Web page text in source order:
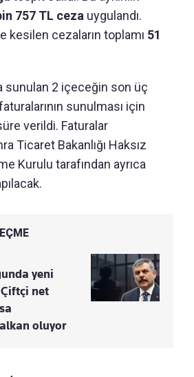
757 TL ceza uygulandı.
kesilen cezaların toplamı 51
sunulan 2 içeceğin son üç
sunulması için
verildi. Faturalar
Ticaret Bakanlığı Haksız
Kurulu tarafından ayrıca
yeni
net
oluyor